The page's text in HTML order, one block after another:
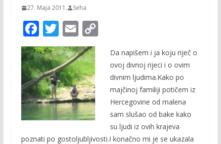
27. Maja 2011. Seha
F
ac
e
b
o
o
k
T
w
itt
er
E
m
ai
l
C
Li
Da napišem i ja koju riječ o
ovoj divnoj rijeci i o ovim
divnim ljudima.Kako po
majčinoj familiji potičem iz
Hercegovine od malena
sam slušao od bake kako
su ljudi iz ovih krajeva
poznati po gostoljubljivosti.I konačno mi je se ukazala